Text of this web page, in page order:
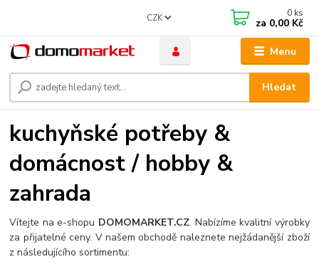
Menu
CZK
Hledat
0 ks
za 0,00 Kč
kuchyňské potřeby &
domácnost / hobby &
zahrada
Vítejte na e-shopu DOMOMARKET.CZ. Nabízíme kvalitní výrobky
za přijatelné ceny. V našem obchodě naleznete nejžádanější zboží
z následujícího sortimentu: